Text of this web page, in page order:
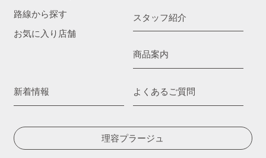
路線から探す
お気に入り店舗
スタッフ紹介
商品案内
新着情報 よくあるご質問
理容プラージュ